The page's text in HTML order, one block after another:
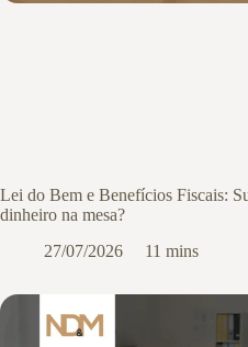
Lei do Bem e Benefícios Fiscais:
dinheiro na mesa?
27/07/2026
11 mins